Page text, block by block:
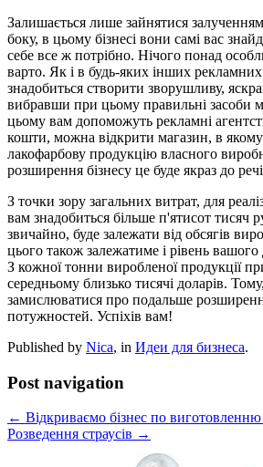
Залишається лише зайнятися
боку, в цьому бізнесі вони самі вас
себе все ж потрібно. Нічого понад
варто. Як і в будь-яких інших
знадобиться створити зворушливу,
вибравши при цьому правильні засоби
цьому вам допоможуть рекламні
кошти, можна відкрити магазин, в якому
лакофарбову продукцію власного
розширення бізнесу це буде якраз до
З точки зору загальних витрат, для
вам знадобиться більше п'ятисот тисяч
звичайно, буде залежати від обсягів
цього також залежатиме і рівень
З кожної тонни виробленої продукції
середньому близько тисячі доларів.
замислюватися про подальше
потужностей. Успіхів вам!
Published by Nica, in Идеи для бизнеса.
Post navigation
← Відкриваємо бізнес по
Розведення страусів →